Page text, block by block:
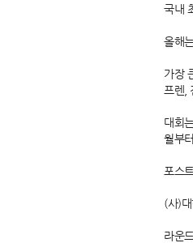
국내
올해
가장
프렌,
대회
월부
포스
(사)
라운